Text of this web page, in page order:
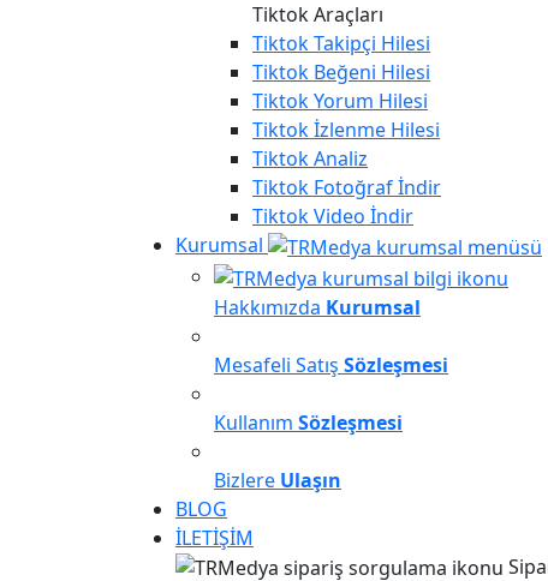
Tiktok Araçları
TiktokTakipçi Hilesi
Tiktok Beğeni Hilesi
TiktokYorum Hilesi
Tiktokİzlenme Hilesi
TiktokAnaliz
Tiktok Fotoğraf İndir
TiktokVideo İndir
Kurumsal
Hakkımızda Kurumsal
Mesafeli Satış Sözleşmesi
Kullanım Sözleşmesi
Bizlere Ulaşın
BLOG
İLETİŞİM